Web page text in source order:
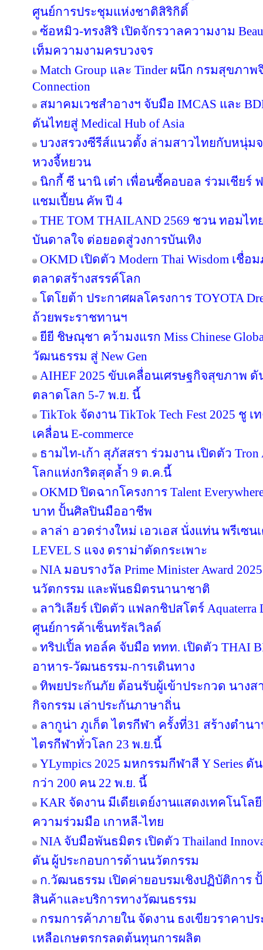
ศูนย์การประชุมแห่งชาติสิริกิติ์
ซ้อหมิว-ทรงสิริ เปิดจักรวาลความงาม
เท็มความงามครบวงจร
Match Group และ Tinder ผนึก กรมสุขภา
Connection
สมาคมเวชสำอางฯ จับมือ IMCAS และ
ดันไทยสู่ Medical Hub of Asia
บวงสรวงซีรีส์แนวตั้ง ล่ามสาวไทยกับหนุ่ม
หวงจี้หยวน
นิกกี้ ซี นานิ เต๋า เพื่อนซี้คอบอล ร่วมเชียร์
แชมเปี้ยน คัพ ปี 4
THE TOM THAILAND 2569 ชวน ทอมไ
บันดาลใจ ต่อยอดสู่วงการบันเทิง
OKMD เปิดตัว Modern Thai Wisdom เ
ตลาดสร้างสรรค์โลก
โตโยต้า ประกาศผลโครงการ TOYOTA
ถ้วยพระราชทานฯ
ยียี ชิษณุชา คว้ามงแรก Miss Chinese
วัฒนธรรม สู่ New Gen
AIHEF 2025 ขับเคลื่อนเศรษฐกิจสุขภาพ
ตลาดโลก 5-7 พ.ย. นี้
TikTok จัดงาน TikTok Tech Fest 2025 ชู
เคลื่อน E-commerce
ธามไท-เก้า สุภัสสรา ร่วมงาน เปิดตัว
โลกแห่งกริดสุดล้ำ 9 ต.ค.นี้
OKMD ปิดฉากโครงการ Talent
บาท ปั้นศิลปินมืออาชีพ
ลาล่า อวดร่างใหม่ เอวเอส นั่งแท่น พรีเซ
LEVEL S แจง ดราม่าตัดกระเพาะ
NIA มอบรางวัล Prime Minister Award
นวัตกรรม และพันธมิตรนานาชาติ
ลาวิเลียร์ เปิดตัว แฟลกชิปสโตร์
ศูนย์การค้าเซ็นทรัลเวิลด์
ทริปเปิ้ล ทอล์ค จับมือ ททท. เปิดตัว THAI
อาหาร-วัฒนธรรม-การเดินทาง
ทิพยประกันภัย ต้อนรับผู้เข้าประกวด นางส
กิจกรรม เล่าประกันภาษาถิ่น
ลากูน่า ภูเก็ต ไตรกีฬา ครั้งที่31 สร้างตำ
ไตรกีฬาทั่วโลก 23 พ.ย.นี้
YLympics 2025 มหกรรมกีฬาสี Y Series
กว่า 200 คน 22 พ.ย. นี้
KAR จัดงาน มีเดียเดย์งานแสดงเทคโนโ
ความร่วมมือ เกาหลี-ไทย
NIA จับมือพันธมิตร เปิดตัว Thailand
ดัน ผู้ประกอบการด้านนวัตกรรม
ก.วัฒนธรรม เปิดค่ายอบรมเชิงปฏิบัติการ
สินค้าและบริการทางวัฒนธรรม
กรมการค้าภายใน จัดงาน ธงเขียวราคาป
เหลือเกษตรกรลดต้นทุนการผลิต